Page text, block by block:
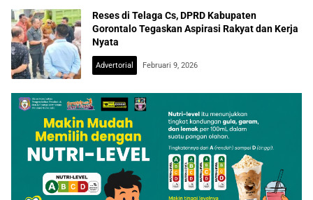
Reses di Telaga Cs, DPRD Kabupaten
Gorontalo Tegaskan Aspirasi Rakyat dan Kerja
Nyata
Advertorial Februari 9, 2026